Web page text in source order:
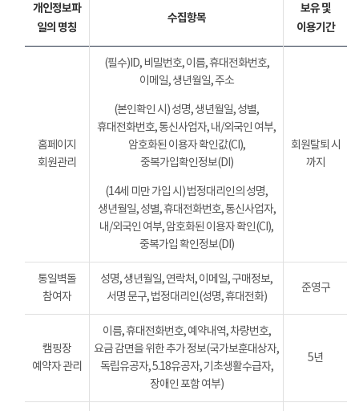
개인정보파
일의 명칭
수집항목
보유 및
이용기간
홈페이지
회원관리
(필수)ID, 비밀번호, 이름, 휴대전화번호,
이메일, 생년월일, 주소
(본인확인 시) 성명, 생년월일, 성별,
휴대전화번호, 통신사업자, 내/외국인 여부,
암호화된 이용자 확인값(CI),
중복가입확인정보(DI)
(14세 미만 가입 시) 법정대리인의 성명,
생년월일, 성별, 휴대전화번호, 통신사업자,
내/외국인 여부, 암호화된 이용자 확인(CI),
중복가입 확인정보(DI)
회원탈퇴 시
까지
통일벽돌
참여자
성명, 생년월일, 연락처, 이메일, 구매정보,
서명 문구, 법정대리인(성명, 휴대전화)
준영구
캠핑장
예약자 관리
이름, 휴대전화번호, 예약내역, 차량번호,
요금 감면을 위한 추가 정보(국가보훈대상자,
독립유공자, 5.18유공자, 기초생활수급자,
장애인 포함 여부)
5년